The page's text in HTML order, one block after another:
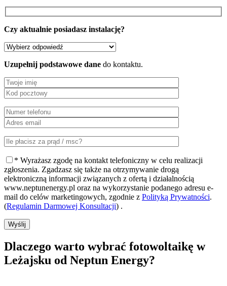
Czy aktualnie posiadasz instalację?
Uzupełnij podstawowe dane do kontaktu.
* Wyrażasz zgodę na kontakt telefoniczny w celu realizacji
zgłoszenia. Zgadzasz się także na otrzymywanie drogą
elektroniczną informacji związanych z ofertą i działalnością
www.neptunenergy.pl oraz na wykorzystanie podanego adresu e-
mail do celów marketingowych, zgodnie z Polityką Prywatności.
(Regulamin Darmowej Konsultacji) .
Wyślij
Dlaczego warto wybrać fotowoltaikę w
Leżajsku od Neptun Energy?